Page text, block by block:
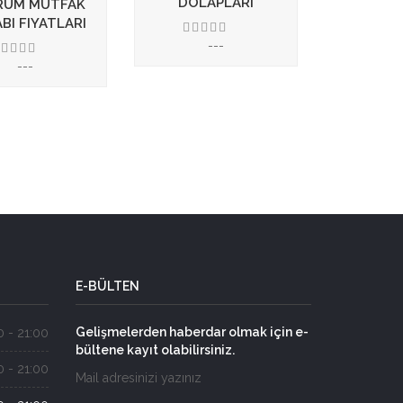
MUTFAK
FIYATLARI
3.50
---
3.50
---
- 21:00
- 21:00
E-BÜLTEN
Gelişmelerden haberdar olmak için e-
bültene kayıt olabilirsiniz.
Mail adresinizi yazınız